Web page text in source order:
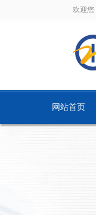
欢迎您
网站首页